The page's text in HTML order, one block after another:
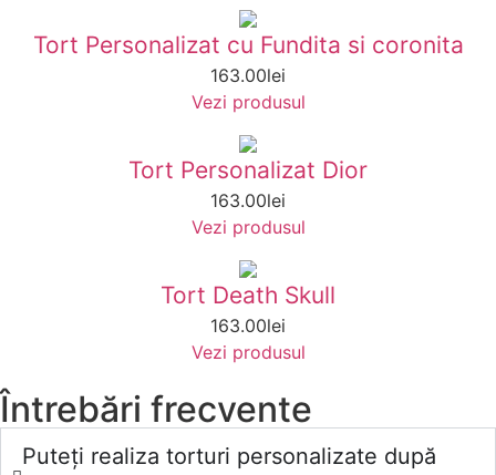
Tort Personalizat cu Fundita si coronita
163.00lei
Vezi produsul
Tort Personalizat Dior
163.00lei
Vezi produsul
Tort Death Skull
163.00lei
Vezi produsul
Întrebări frecvente
Puteți realiza torturi personalizate după